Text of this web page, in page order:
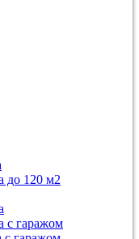
до 120 м2
с гаражом